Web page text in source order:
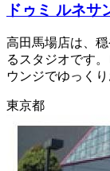
ドゥミ ルネ
高田馬場店は、
るスタジオです
ウンジでゆっく
東京都